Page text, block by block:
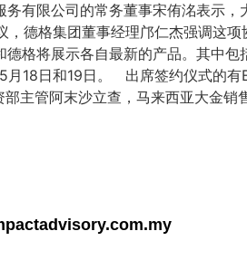
有限公司的常务董事宋侑洺表示
德格集团董事经理邝仁杰强调这
格将展示各自最新的产品。其中包
18日和19日。 出席签约仪式的
主管阿末沙立查，马来西亚大金销